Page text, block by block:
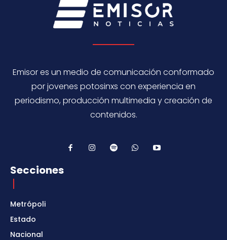
Emisor es un medio de comunicación conformado
por jovenes potosinxs con experiencia en
periodismo, producción multimedia y creación de
contenidos.
Secciones
Metrópoli
Estado
Nacional